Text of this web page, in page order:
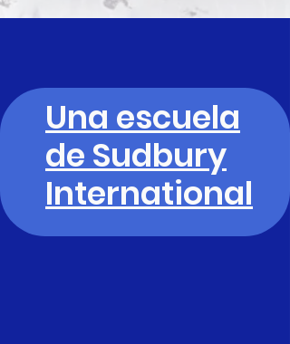
Una escuela
de Sudbury
International